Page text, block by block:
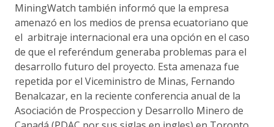
MiningWatch también informó que la empresa
amenazó en los medios de prensa ecuatoriano que
el arbitraje internacional era una opción en el caso
de que el referéndum generaba problemas para el
desarrollo futuro del proyecto. Esta amenaza fue
repetida por el Viceministro de Minas, Fernando
Benalcazar, en la reciente conferencia anual de la
Asociación de Prospeccion y Desarrollo Minero de